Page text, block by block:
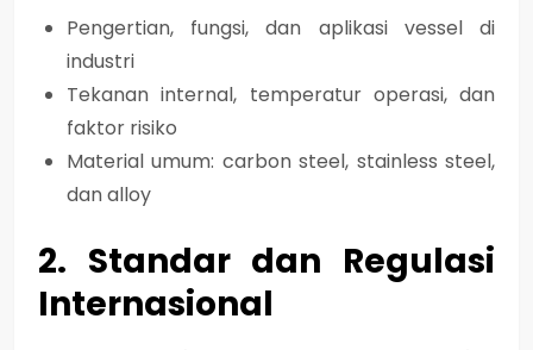
Pengertian, fungsi, dan aplikasi vessel di
industri
Tekanan internal, temperatur operasi, dan
faktor risiko
Material umum: carbon steel, stainless steel,
dan alloy
2. Standar dan Regulasi
Internasional